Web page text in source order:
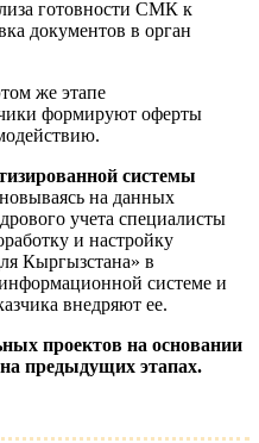
готовности СМК к
документов в орган
же этапе
формируют оферты
системы
на данных
учета специалисты
и настройку
Кыргызстана» в
системе и
внедряют ее.
проектов на основании
предыдущих этапах.